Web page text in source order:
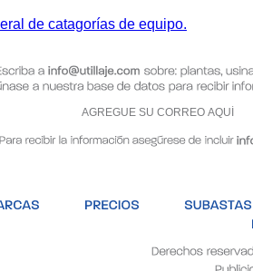
de catagorías de equipo.